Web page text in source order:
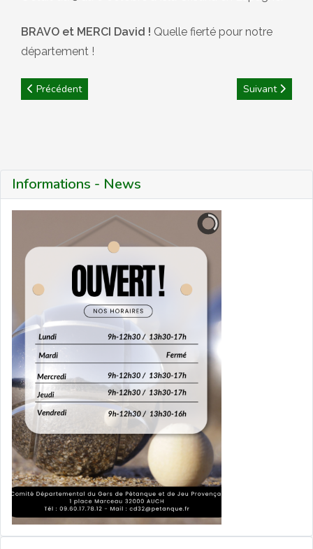
Informations - News
BRAVO et MERCI David ! Quelle fierté pour notre
département !
Article précédent : CD32 : Journée des Féminines
Précédent Article suivant
Suivant